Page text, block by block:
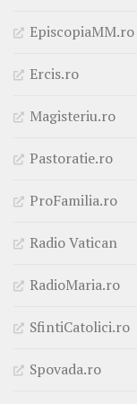
EpiscopiaMM.ro
Ercis.ro
Magisteriu.ro
Pastoratie.ro
ProFamilia.ro
Radio Vatican
RadioMaria.ro
SfintiCatolici.ro
Spovada.ro